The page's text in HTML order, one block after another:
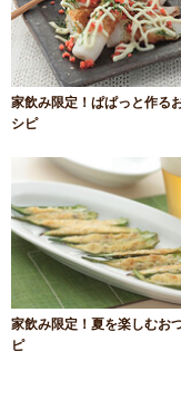
家飲み限定！ぱぱっと作る
シピ
家飲み限定！夏を楽しむお
ピ